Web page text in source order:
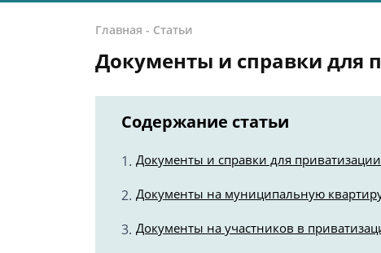
Главная - Статьи
Документы и справки для
Содержание статьи
Документы и справки для
Документы на муниципальную
Документы на участников в